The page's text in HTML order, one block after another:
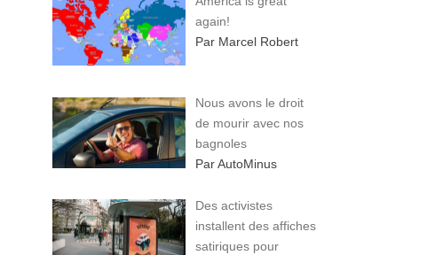
again!
Par Marcel Robert
Nous avons le droit
de mourir avec nos
bagnoles
Par AutoMinus
Des activistes
installent des affiches
satiriques pour